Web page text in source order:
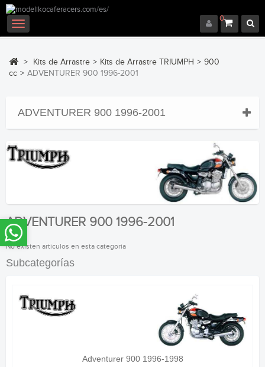
0
Navegación
Toggle
> Kits de Arrastre > Kits de Arrastre TRIUMPH > 900
cc > ADVENTURER 900 1996-2001
ADVENTURER 900 1996-2001
ADVENTURER 900 1996-2001
No existen articulos en esta categoria
Subcategorías
Adventurer 900 1996-1998